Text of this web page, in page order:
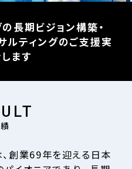
長期ビジョン構築・
ルティングのご支援実
ます
創業69年を迎える日本